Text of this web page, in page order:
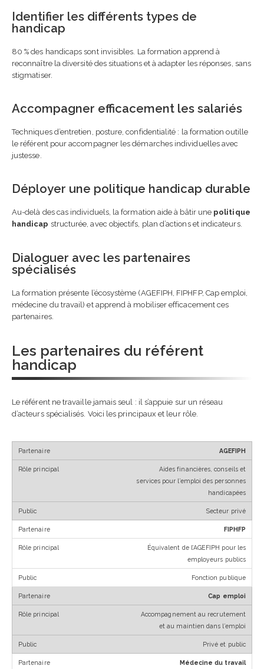
Identifier les différents types de
handicap
80 % des handicaps sont invisibles. La formation apprend à
reconnaître la diversité des situations et à adapter les réponses, sans
stigmatiser.
Accompagner efficacement les salariés
Techniques d’entretien, posture, confidentialité : la formation outille
le référent pour accompagner les démarches individuelles avec
justesse.
Déployer une politique handicap durable
Au-delà des cas individuels, la formation aide à bâtir une politique
handicap structurée, avec objectifs, plan d’actions et indicateurs.
Dialoguer avec les partenaires
spécialisés
La formation présente l’écosystème (AGEFIPH, FIPHFP, Cap emploi,
médecine du travail) et apprend à mobiliser efficacement ces
partenaires.
Les partenaires du référent
handicap
Le référent ne travaille jamais seul : il s’appuie sur un réseau
d’acteurs spécialisés. Voici les principaux et leur rôle.
AGEFIPH
Aides financières, conseils et
services pour l’emploi des personnes
handicapées
Secteur privé
FIPHFP
Équivalent de l’AGEFIPH pour les
employeurs publics
Fonction publique
Cap emploi
Accompagnement au recrutement
et au maintien dans l’emploi
Privé et public
Médecine du travail